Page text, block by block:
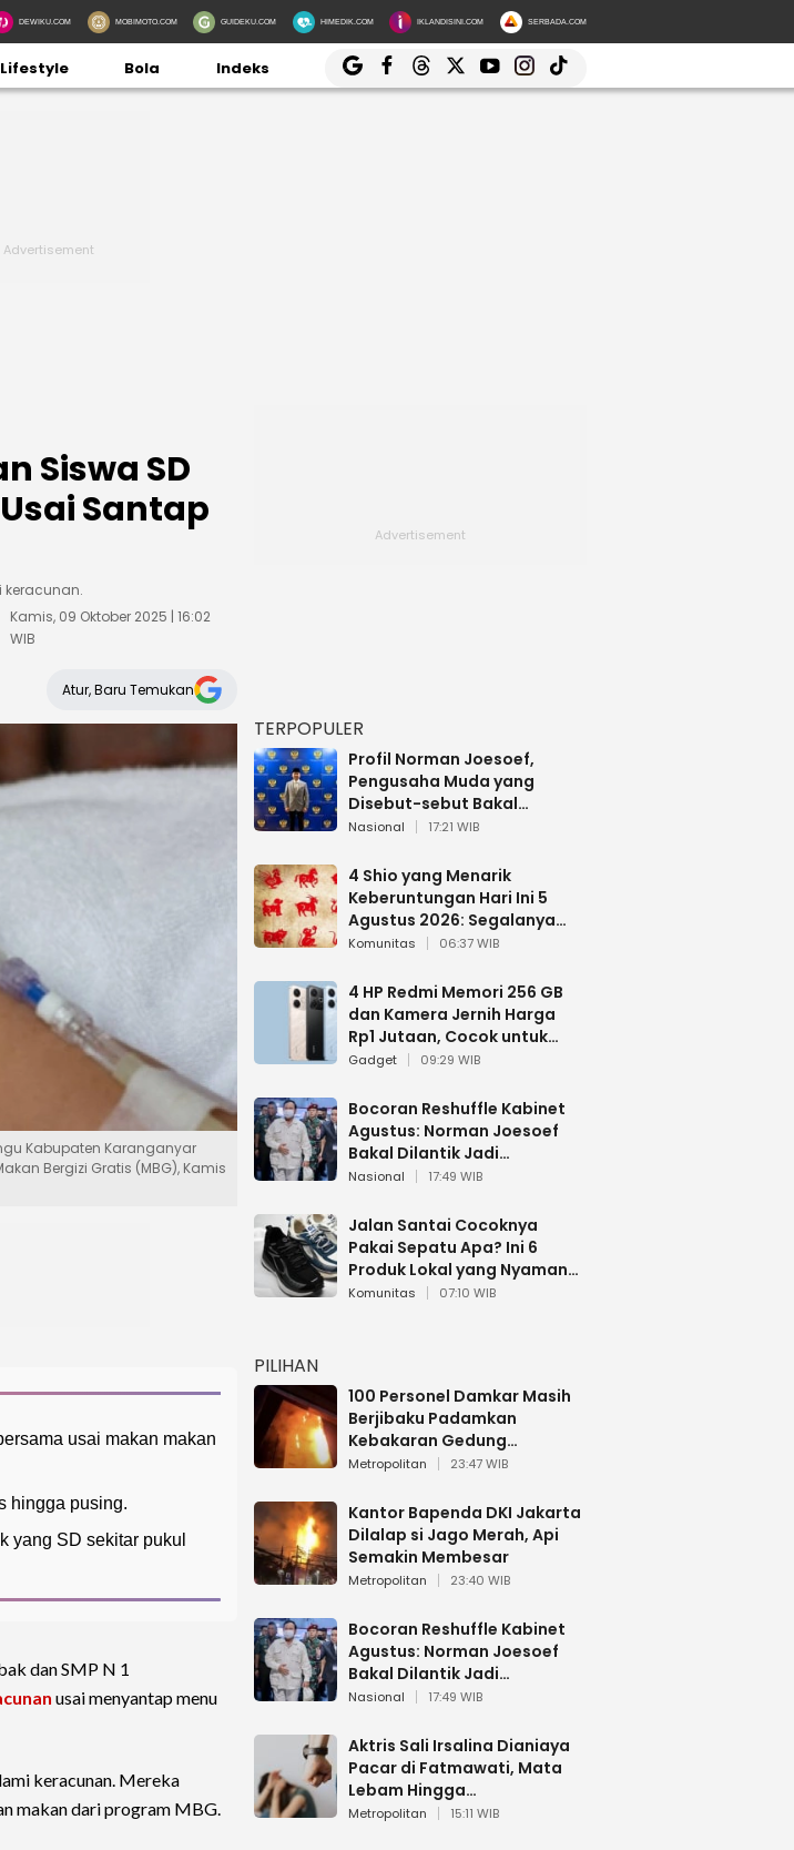
DEWIKU.COM MOBIMOTO.COM GUIDEKU.COM HIMEDIK.COM IKLANDISINI.COM SERBADA.COM
Lifestyle Bola Indeks
Siswa SD
Santap
Kamis, 09 Oktober 2025 | 16:02
WIB
Atur, Baru Temukan
Kabupaten Karanganyar
Bergizi Gratis (MBG), Kamis
usai makan makan
hingga pusing.
yang SD sekitar pukul
dan SMP N 1
usai menyantap menu
keracunan. Mereka
makan dari program MBG.
TERPOPULER
Profil Norman Joesoef,
Pengusaha Muda yang
Disebut-sebut Bakal
Dilantik Jadi Wamenhan RI
Nasional 17:21 WIB
4 Shio yang Menarik
Keberuntungan Hari Ini 5
Agustus 2026: Segalanya
Berjalan Lancar
Komunitas 06:37 WIB
4 HP Redmi Memori 256 GB
dan Kamera Jernih Harga
Rp1 Jutaan, Cocok untuk
Multitasking
Gadget 09:29 WIB
Bocoran Reshuffle Kabinet
Agustus: Norman Joesoef
Bakal Dilantik Jadi
Wamenhan RI
Nasional 17:49 WIB
Jalan Santai Cocoknya
Pakai Sepatu Apa? Ini 6
Produk Lokal yang Nyaman
Buat 17 Agustusan
Komunitas 07:10 WIB
PILIHAN
100 Personel Damkar Masih
Berjibaku Padamkan
Kebakaran Gedung
Bapenda DKI
Metropolitan 23:47 WIB
Kantor Bapenda DKI Jakarta
Dilalap si Jago Merah, Api
Semakin Membesar
Metropolitan 23:40 WIB
Bocoran Reshuffle Kabinet
Agustus: Norman Joesoef
Bakal Dilantik Jadi
Wamenhan RI
Nasional 17:49 WIB
Aktris Sali Irsalina Dianiaya
Pacar di Fatmawati, Mata
Lebam Hingga
Diselamatkan Polantas
Metropolitan 15:11 WIB